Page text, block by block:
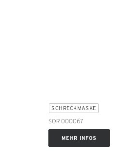
SCHRECKMASKE
SOR 000067
MEHR INFOS